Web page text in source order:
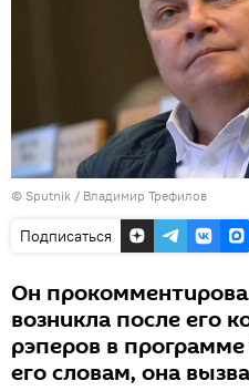
© Sputnik / Владимир Трефилов
Подписаться
Он
возникла после его
рэперов в
его словам, она